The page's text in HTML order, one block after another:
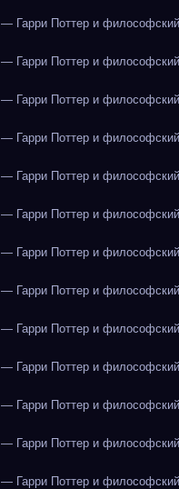
Гарри Поттер и
Гарри Поттер и
Гарри Поттер и
Гарри Поттер и
Гарри Поттер и
Гарри Поттер и
Гарри Поттер и
Гарри Поттер и
Гарри Поттер и
Гарри Поттер и
Гарри Поттер и
Гарри Поттер и
Гарри Поттер и